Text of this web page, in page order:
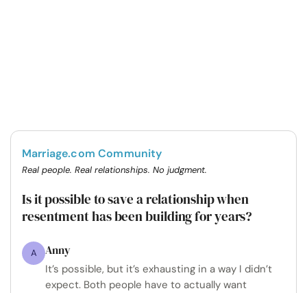
Marriage.com Community
Real people. Real relationships. No judgment.
Is it possible to save a relationship when
resentment has been building for years?
A Anny
It’s possible, but it’s exhausting in a way I didn’t
expect. Both people have to actually want